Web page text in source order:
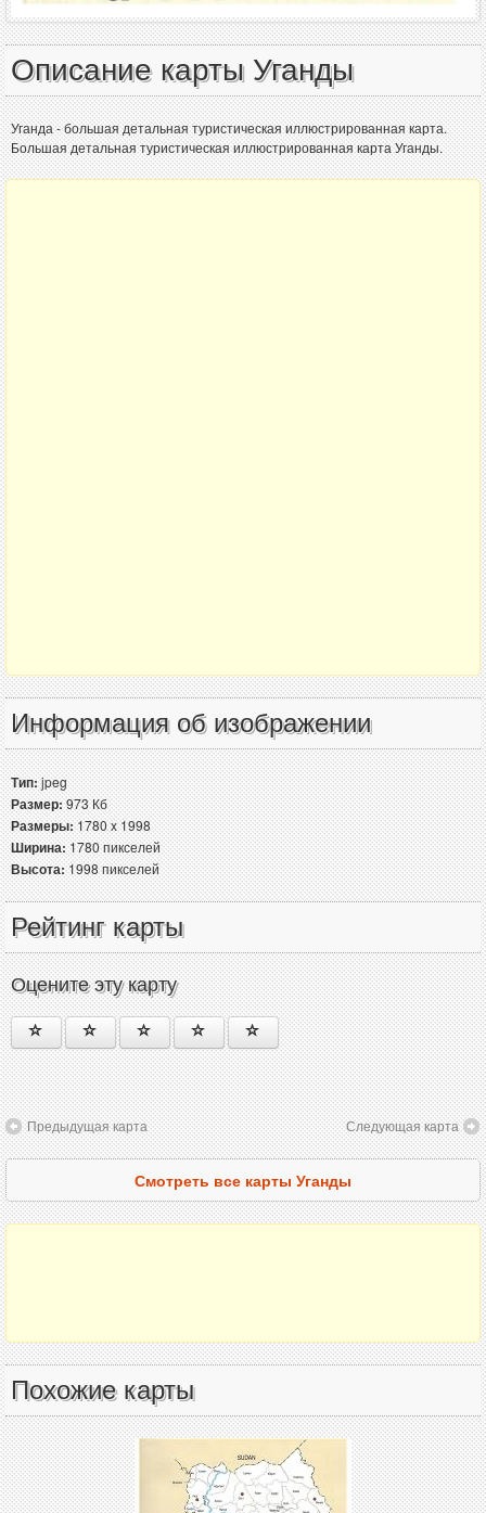
Описание карты Уганды
Уганда - большая детальная туристическая иллюстрированная карта.
Большая детальная туристическая иллюстрированная карта Уганды.
Информация об изображении
Тип:jpeg
Размер:973 Кб
Размеры:1780 x 1998
Ширина:1780 пикселей
Высота:1998 пикселей
Рейтинг карты
Оцените эту карту
Предыдущая карта Следующая карта
Смотреть все карты Уганды
Похожие карты